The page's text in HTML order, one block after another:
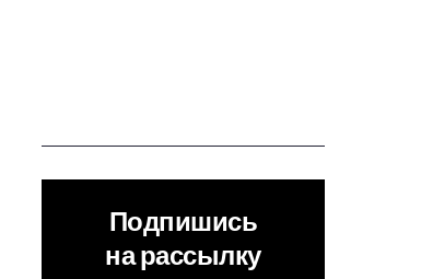
Подпишись
на рассылку